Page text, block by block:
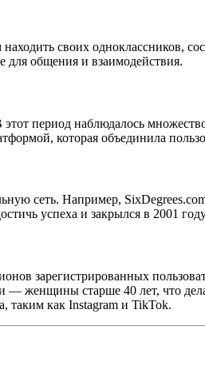
своих одноклассников,
для общения и взаимодействия.
период наблюдалось
которая объединила
сеть. Например,
успеха и закрылся в 2001
зарегистрированных
женщины старше 40 лет, что
таким как Instagram и TikTok.